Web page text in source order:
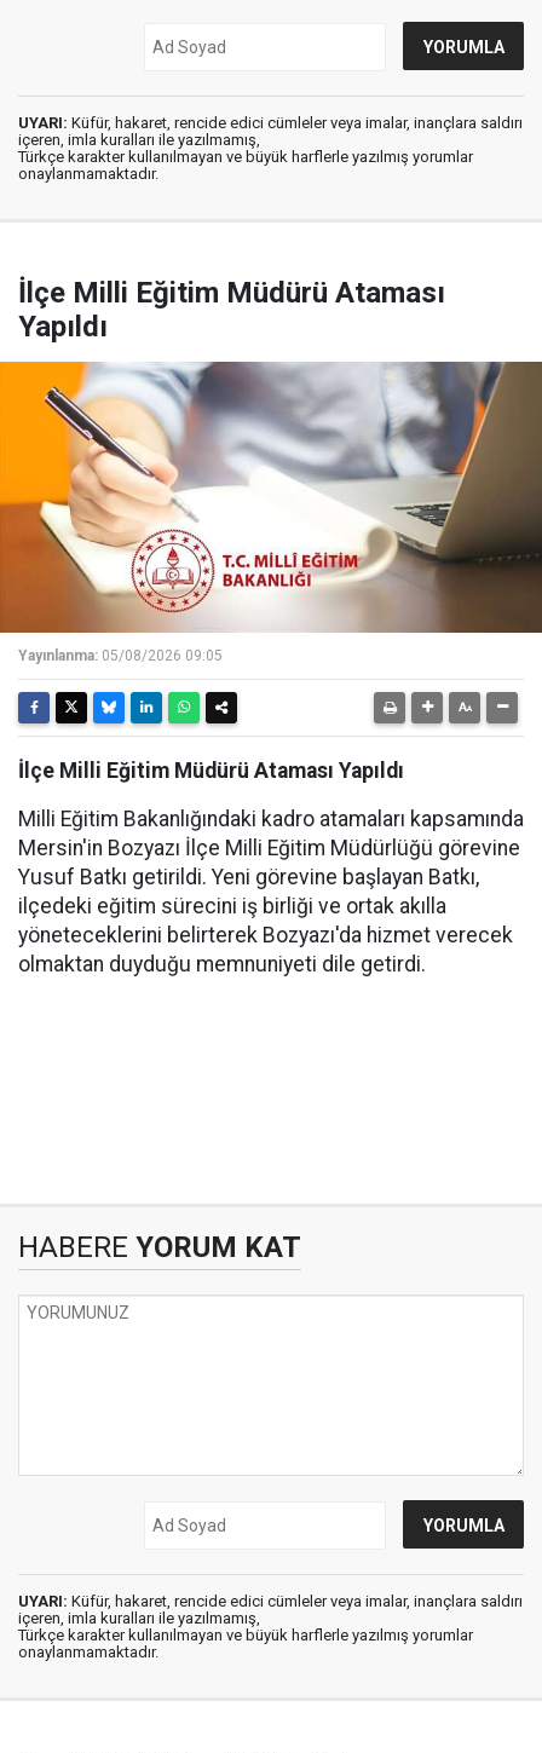
UYARI: Küfür, hakaret, rencide edici cümleler veya imalar, inançlara saldırı
içeren, imla kuralları ile yazılmamış,
Türkçe karakter kullanılmayan ve büyük harflerle yazılmış yorumlar
onaylanmamaktadır.
İlçe Milli Eğitim Müdürü Ataması
Yapıldı
Yayınlanma: 05/08/2026 09:05
İlçe Milli Eğitim Müdürü Ataması Yapıldı
Milli Eğitim Bakanlığındaki kadro atamaları kapsamında
Mersin'in Bozyazı İlçe Milli Eğitim Müdürlüğü görevine
Yusuf Batkı getirildi. Yeni görevine başlayan Batkı,
ilçedeki eğitim sürecini iş birliği ve ortak akılla
yöneteceklerini belirterek Bozyazı'da hizmet verecek
olmaktan duyduğu memnuniyeti dile getirdi.
HABERE YORUM KAT
UYARI: Küfür, hakaret, rencide edici cümleler veya imalar, inançlara saldırı
içeren, imla kuralları ile yazılmamış,
Türkçe karakter kullanılmayan ve büyük harflerle yazılmış yorumlar
onaylanmamaktadır.